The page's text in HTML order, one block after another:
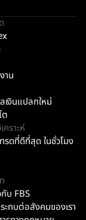
าน
เงินแปลกใหม่
ต
คราะห์
ทรดที่ดีที่สุด ในชั่วโมง
กับ FBS
ะทบต่อสังคมของเรา